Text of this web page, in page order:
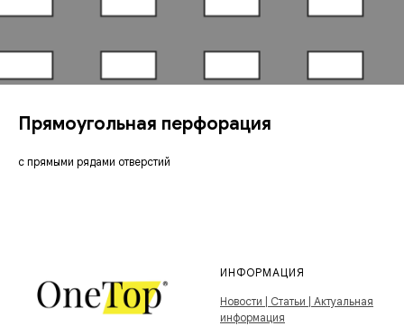
Прямоугольная перфорация
с прямыми рядами отверстий
ИНФОРМАЦИЯ
Новости | Статьи | Актуальная
информация